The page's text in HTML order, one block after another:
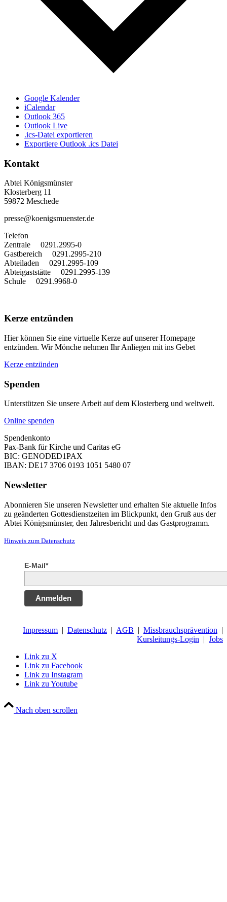
Google Kalender
iCalendar
Outlook 365
Outlook Live
.ics-Datei exportieren
Exportiere Outlook .ics Datei
Kontakt
Abtei Königsmünster
Klosterberg 11
59872 Meschede
presse@koenigsmuenster.de
Telefon
Zentrale 0291.2995-0
Gastbereich 0291.2995-210
Abteiladen 0291.2995-109
Abteigaststätte 0291.2995-139
Schule 0291.9968-0
Kerze entzünden
Hier können Sie eine virtuelle Kerze auf unserer Homepage
entzünden. Wir Mönche nehmen Ihr Anliegen mit ins Gebet
Kerze entzünden
Spenden
Unterstützen Sie unsere Arbeit auf dem Klosterberg und weltweit.
Online spenden
Spendenkonto
Pax-Bank für Kirche und Caritas eG
BIC: GENODED1PAX
IBAN: DE17 3706 0193 1051 5480 07
Newsletter
Abonnieren Sie unseren Newsletter und erhalten Sie aktuelle Infos
zu geänderten Gottesdienstzeiten im Blickpunkt, den Gruß aus der
Abtei Königsmünster, den Jahresbericht und das Gastprogramm.
Hinweis zum Datenschutz
E-Mail*
Anmelden
Impressum | Datenschutz | AGB | Missbrauchsprävention |
Kursleitungs-Login | Jobs
Link zu X
Link zu Facebook
Link zu Instagram
Link zu Youtube
Nach oben scrollen